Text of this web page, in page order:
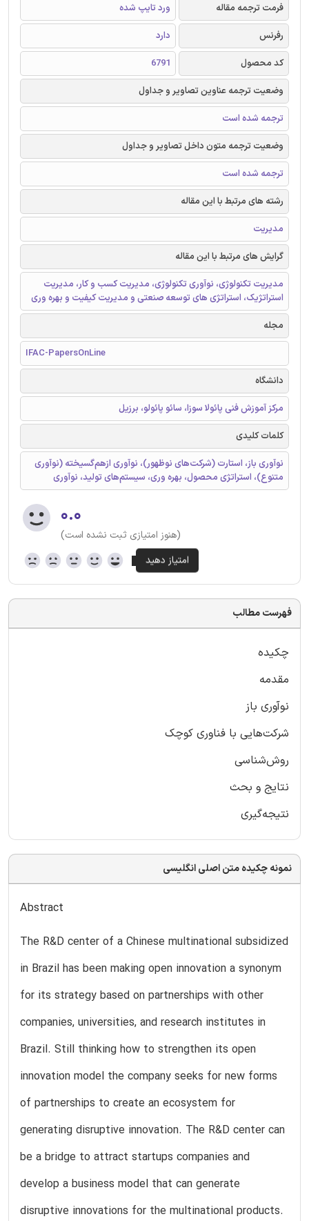
فرمت ترجمه مقاله
ورد تایپ شده
رفرنس
دارد
کد محصول
6791
وضعیت ترجمه عناوین تصاویر و جداول
ترجمه شده است
وضعیت ترجمه متون داخل تصاویر و جداول
ترجمه شده است
رشته های مرتبط با این مقاله
مدیریت
گرایش های مرتبط با این مقاله
مدیریت تکنولوژی، نوآوری تکنولوژی، مدیریت کسب و کار، مدیریت
استراتژیک، استراتژی های توسعه صنعتی و مدیریت کیفیت و بهره وری
مجله
IFAC-PapersOnLine
دانشگاه
مرکز آموزش فنی پائولا سوزا، سائو پائولو، برزیل
کلمات کلیدی
نوآوری باز، استارت (شرکت‌های نوظهور)، نوآوری ازهم‌گسیخته (نوآوری
متنوع)، استراتژی محصول، بهره‌ وری، سیستم‌های تولید، نوآوری
۰.۰
(هنوز امتیازی ثبت نشده است)
فهرست مطالب
چکیده
مقدمه
نوآوری باز
شرکت‌هایی با فناوری کوچک
روش‌شناسی
نتایج و بحث
نتیجه‌گیری
نمونه چکیده متن اصلی انگلیسی
Abstract
The R&D center of a Chinese multinational subsidized
in Brazil has been making open innovation a synonym
for its strategy based on partnerships with other
companies, universities, and research institutes in
Brazil. Still thinking how to strengthen its open
innovation model the company seeks for new forms
of partnerships to create an ecosystem for
generating disruptive innovation. The R&D center can
be a bridge to attract startups companies and
develop a business model that can generate
disruptive innovations for the multinational products.